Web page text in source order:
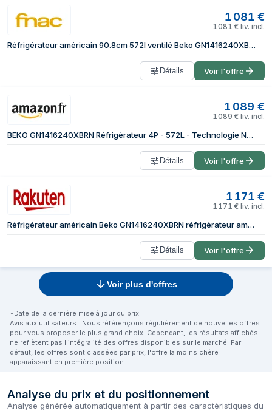
1 081 €
1 081 € liv. incl.
Réfrigérateur américain 90.8cm 572l ventilé Beko GN1416240XBRN
Détails Voir l'offre
1 089 €
1 089 € liv. incl.
BEKO GN1416240XBRN Réfrigérateur 4P - 572L - Technologie NeoFrost - HarvestFresh - Twist Ice Maker - Design Carbone - Compresseur ProSmart Inverter
Détails Voir l'offre
1 171 €
1 171 € liv. incl.
Réfrigérateur américain Beko GN1416240XBRN réfrigérateur américain Pose libre 572 L Charbon
Détails Voir l'offre
Voir plus d'offres
*Date de la dernière mise à jour du prix
Avis aux utilisateurs : Nous référençons régulièrement de nouvelles offres
pour vous proposer le plus grand choix. Cependant, les résultats affichés
ne reflètent pas l'intégralité des offres disponibles sur le marché. Par
défaut, les offres sont classées par prix, l'offre la moins chère
apparaissant en première position.
Analyse du prix et du positionnement
Analyse générée automatiquement à partir des caractéristiques du